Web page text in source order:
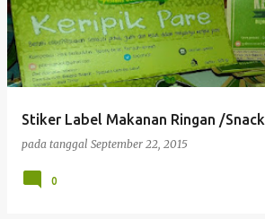
Stiker Label Makanan Ringan /Snack
pada tanggal September 22, 2015
0